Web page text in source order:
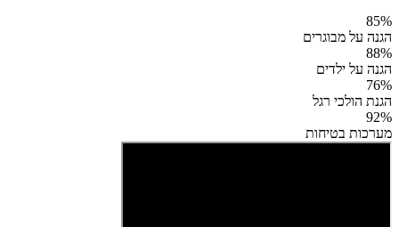
85%
הגנה על מבוגרים
88%
הגנה על ילדים
76%
הגנת הולכי רגל
92%
מערכות בטיחות